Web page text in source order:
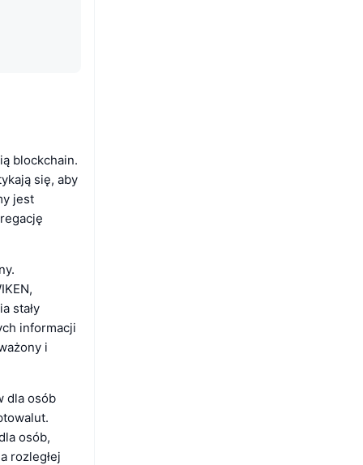
blockchain.
się, aby
jest
stały
informacji
i
dla osób
osób,
rozległej